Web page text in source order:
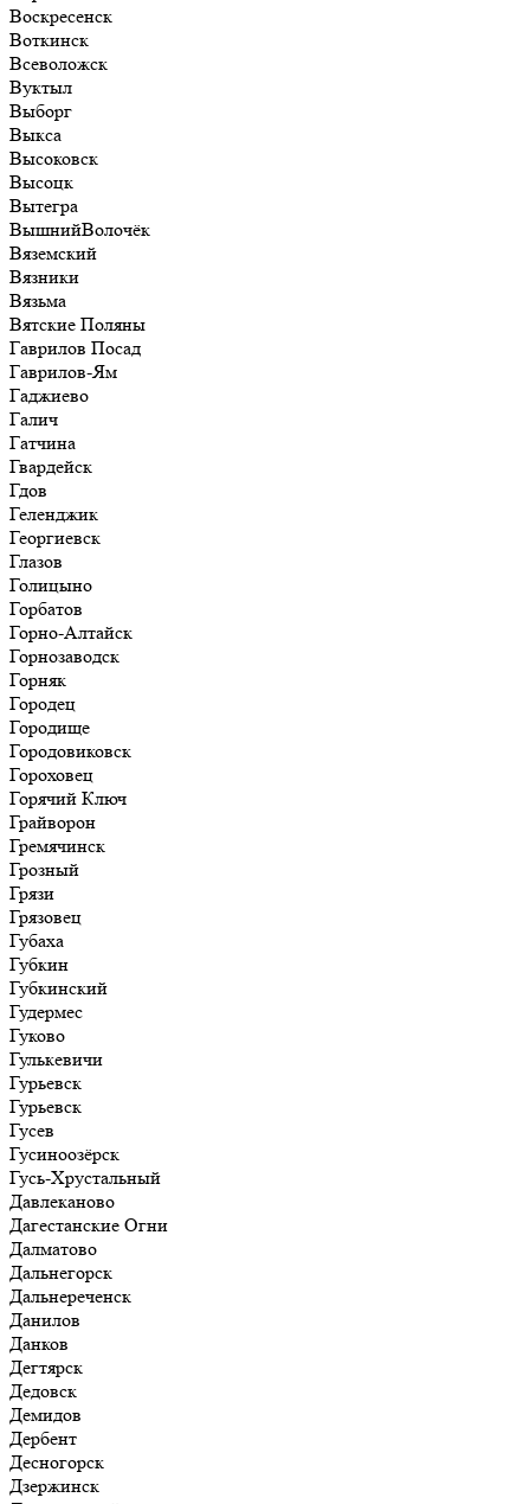
Воскресенск
Воткинск
Всеволожск
Вуктыл
Выборг
Выкса
Высоковск
Высоцк
Вытегра
ВышнийВолочёк
Вяземский
Вязники
Вязьма
Вятские Поляны
Гаврилов Посад
Гаврилов-Ям
Гаджиево
Галич
Гатчина
Гвардейск
Гдов
Геленджик
Георгиевск
Глазов
Голицыно
Горбатов
Горно-Алтайск
Горнозаводск
Горняк
Городец
Городище
Городовиковск
Гороховец
Горячий Ключ
Грайворон
Гремячинск
Грозный
Грязи
Грязовец
Губаха
Губкин
Губкинский
Гудермес
Гуково
Гулькевичи
Гурьевск
Гурьевск
Гусев
Гусиноозёрск
Гусь-Хрустальный
Давлеканово
Дагестанские Огни
Далматово
Дальнегорск
Дальнереченск
Данилов
Данков
Дегтярск
Дедовск
Демидов
Дербент
Десногорск
Дзержинск